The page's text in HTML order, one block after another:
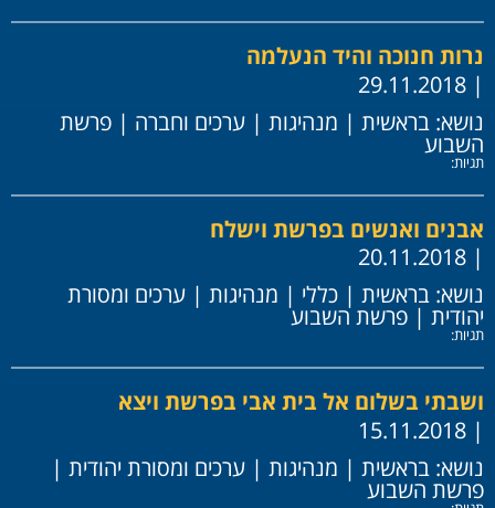
נרות חנוכה והיד הנעלמה
| 29.11.2018
נושא: בראשית | מנהיגות | ערכים וחברה | פרשת
השבוע
תגיות:
אבנים ואנשים בפרשת וישלח
| 20.11.2018
נושא: בראשית | כללי | מנהיגות | ערכים ומסורת
יהודית | פרשת השבוע
תגיות:
ושבתי בשלום אל בית אבי בפרשת ויצא
| 15.11.2018
נושא: בראשית | מנהיגות | ערכים ומסורת יהודית |
פרשת השבוע